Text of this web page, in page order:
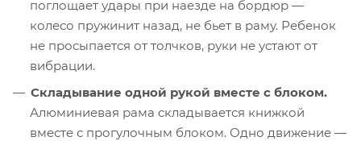
поглощает удары при наезде на бордюр —
колесо пружинит назад, не бьет в раму. Ребенок
не просыпается от толчков, руки не устают от
вибрации.
Складывание одной рукой вместе с блоком.
Алюминиевая рама складывается книжкой
вместе с прогулочным блоком. Одно движение —